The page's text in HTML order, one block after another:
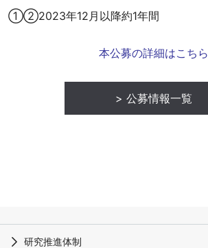
①②2023年12月以降約1年間
本公募の詳細はこちら
公募情報一覧
研究推進体制